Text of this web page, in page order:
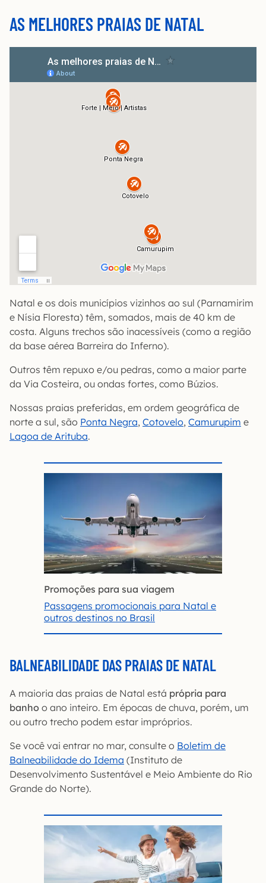
AS MELHORES PRAIAS DE NATAL
Natal e os dois municípios vizinhos ao sul (Parnamirim
e Nísia Floresta) têm, somados, mais de 40 km de
costa. Alguns trechos são inacessíveis (como a região
da base aérea Barreira do Inferno).
Outros têm repuxo e/ou pedras, como a maior parte
da Via Costeira, ou ondas fortes, como Búzios.
Nossas praias preferidas, em ordem geográfica de
norte a sul, são Ponta Negra, Cotovelo, Camurupim e
Lagoa de Arituba.
Promoções para sua viagem
Passagens promocionais para Natal e
outros destinos no Brasil
BALNEABILIDADE DAS PRAIAS DE NATAL
A maioria das praias de Natal está própria para
banho o ano inteiro. Em épocas de chuva, porém, um
ou outro trecho podem estar impróprios.
Se você vai entrar no mar, consulte o Boletim de
Balneabilidade do Idema (Instituto de
Desenvolvimento Sustentável e Meio Ambiente do Rio
Grande do Norte).